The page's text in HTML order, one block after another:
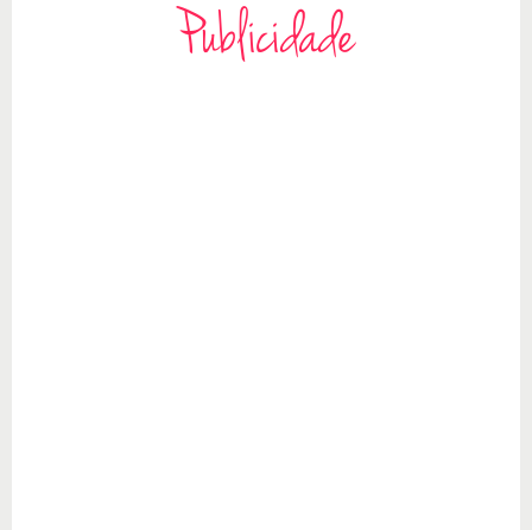
Publicidade